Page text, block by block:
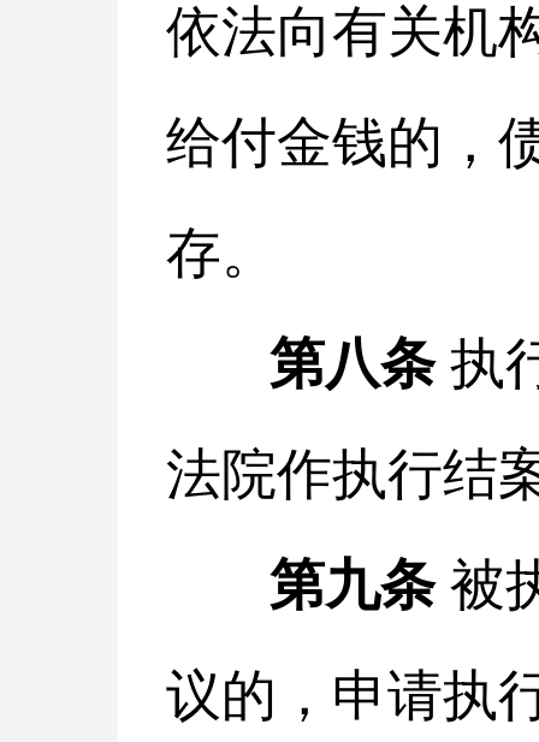
依法向有关机
给付金钱的，
存。
第八条 执
法院作执行结
第九条 被
议的，申请执